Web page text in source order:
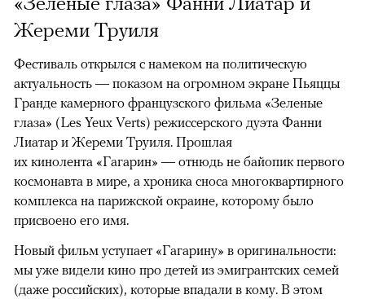
Жереми Труиля
Фестиваль открылся с намеком на политическую
актуальность — показом на огромном экране Пьяццы
Гранде камерного французского фильма «Зеленые
глаза» (Les Yeux Verts) режиссерского дуэта Фанни
Лиатар и Жереми Труиля. Прошлая
их кинолента «Гагарин» — отнюдь не байопик первого
космонавта в мире, а хроника сноса многоквартирного
комплекса на парижской окраине, которому было
присвоено его имя.
Новый фильм уступает «Гагарину» в оригинальности:
мы уже видели кино про детей из эмигрантских семей
(даже российских), которые впадали в кому. В этом